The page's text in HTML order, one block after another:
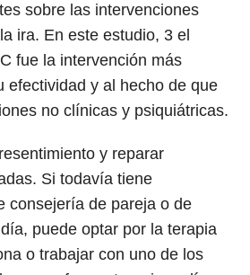
sobre las intervenciones
ira. En este estudio, 3 el
fue la intervención más
efectividad y al hecho de que
no clínicas y psiquiátricas.
y reparar
Si todavía tiene
consejería de pareja o de
puede optar por la terapia
o trabajar con uno de los